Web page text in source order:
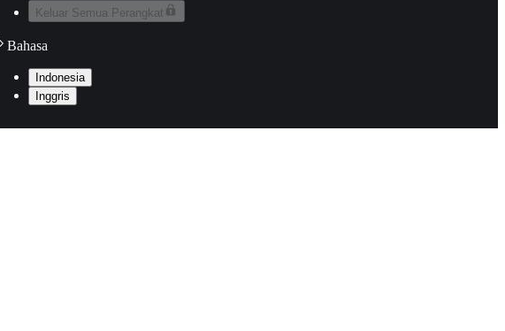
Keluar Semua Perangkat
Bahasa
Indonesia
Inggris